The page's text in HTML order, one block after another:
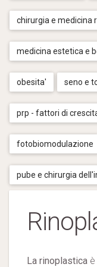
chirurgia e medicina
medicina estetica e
obesita' seno e
prp - fattori di
fotobiomodulazione
pube e chirurgia
La rinoplastica